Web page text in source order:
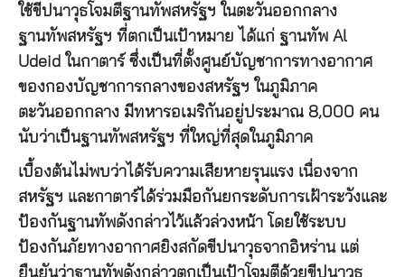
ใช้ขีปนาวุธโจมตีฐานทัพสหรัฐฯ ในตะวันออกกลาง
ฐานทัพสหรัฐฯ ที่ตกเป็นเป้าหมาย ได้แก่ ฐานทัพ Al
Udeid ในกาตาร์ ซึ่งเป็นที่ตั้งศูนย์บัญชาการทางอากาศ
ของกองบัญชาการกลางของสหรัฐฯ ในภูมิภาค
ตะวันออกกลาง มีทหารอเมริกันอยู่ประมาณ 8,000 คน
นับว่าเป็นฐานทัพสหรัฐฯ ที่ใหญ่ที่สุดในภูมิภาค
เบื้องต้นไม่พบว่าได้รับความเสียหายรุนแรง เนื่องจาก
สหรัฐฯ และกาตาร์ได้ร่วมมือกันยกระดับการเฝ้าระวังและ
ป้องกันฐานทัพดังกล่าวไว้แล้วล่วงหน้า โดยใช้ระบบ
ป้องกันภัยทางอากาศยิงสกัดขีปนาวุธจากอิหร่าน แต่
ยืนยันว่าฐานทัพดังกล่าวตกเป็นเป้าโจมตีด้วยขีปนาวุธ